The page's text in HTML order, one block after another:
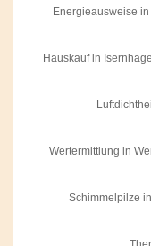
Energieausweise
Hauskauf in
Wertermittlung in
Schimmelpilze